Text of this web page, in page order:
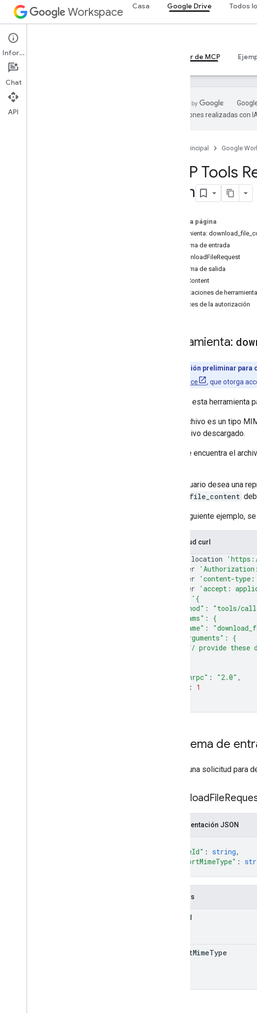
Workspace Casa Google Drive Todos
Google Drive
Introducción Servidor de MCP
traducciones realizadas con
Página principal Google
MCP Tools
com
En esta página
Herramienta: download _file
Esquema de entrada
DownloadFileRequest
Esquema de salida
Content
Anotaciones de
Alcances de la autorización
Herramienta:
Versión preliminar
Workspace
, que otorga
Llama a esta
Si el archivo es un tipo
del archivo descargado.
Si no se encuentra el
Si el usuario desea una
read_file_content
En el siguiente ejemplo,
Solicitud curl
--location
--header
'Authorization:
--header
'content-
--header
'accept:
'{
"method": "tools/
  "params": {
"name":
    "arguments": {
// provide these
"jsonrpc" : "2.0"
:
1
Esquema de
Define una solicitud para
DownloadFile
Representación JSON
"fileId" : string,
"exportMimeType" :
Campos
Id
exportMimeType
Información
Chat
API